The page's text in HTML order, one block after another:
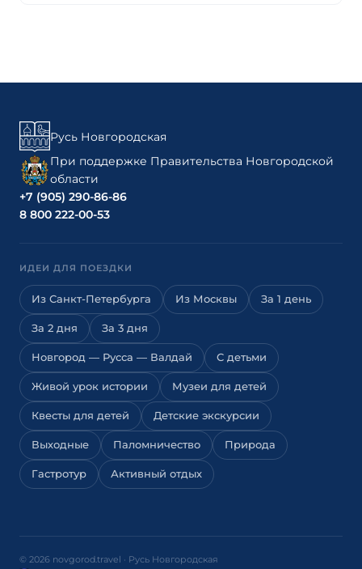
Русь Новгородская
При поддержке Правительства Новгородской
области
+7 (905) 290-86-86
8 800 222-00-53
ИДЕИ ДЛЯ ПОЕЗДКИ
Из Санкт-Петербурга Из Москвы За 1 день
За 2 дня За 3 дня
Новгород — Русса — Валдай С детьми
Живой урок истории Музеи для детей
Квесты для детей Детские экскурсии
Выходные Паломничество Природа
Гастротур Активный отдых
© 2026 novgorod.travel · Русь Новгородская